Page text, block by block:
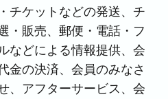
チケットなどの発送、チ
・販売、郵便・電話・フ
などによる情報提供、会
金の決済、会員のみなさ
、アフターサービス、会